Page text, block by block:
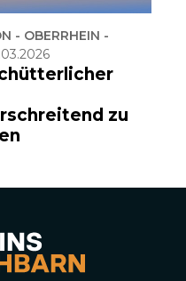
- OBERRHEIN -
zu